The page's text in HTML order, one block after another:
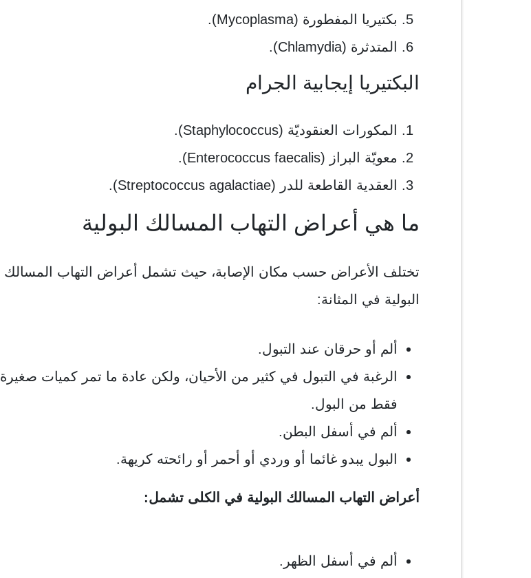
بكتيريا المفطورة (Mycoplasma).
المتدثرة (Chlamydia).
البكتيريا إيجابية الجرام
المكورات العنقوديّة (Staphylococcus).
معويّة البراز (Enterococcus faecalis).
العقدية القاطعة للدر (Streptococcus agalactiae).
ما هي أعراض التهاب المسالك البولية
تختلف الأعراض حسب مكان الإصابة، حيث تشمل أعراض التهاب المسالك
البولية في المثانة:
ألم أو حرقان عند التبول.
الرغبة في التبول في كثير من الأحيان، ولكن عادة ما تمر كميات صغيرة
فقط من البول.
ألم في أسفل البطن.
البول يبدو غائما أو وردي أو أحمر أو رائحته كريهة.
أعراض التهاب المسالك البولية في الكلى تشمل:
ألم في أسفل الظهر.